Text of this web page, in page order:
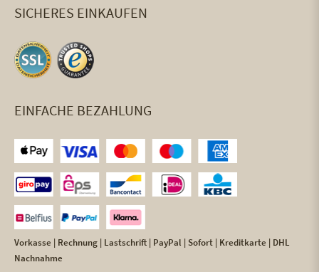
SICHERES EINKAUFEN
EINFACHE BEZAHLUNG
Vorkasse | Rechnung | Lastschrift | PayPal | Sofort | Kreditkarte | DHL
Nachnahme